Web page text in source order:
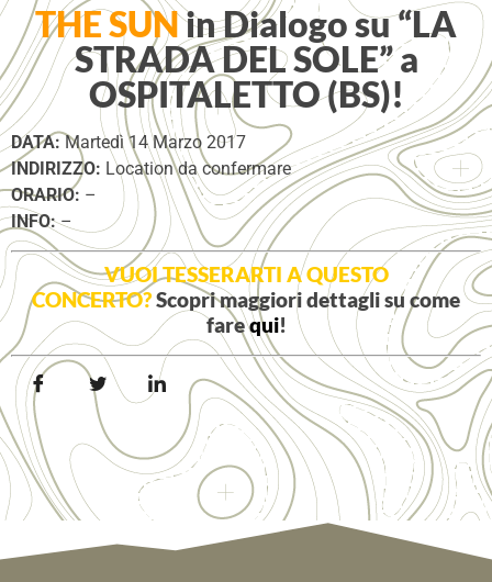
THE SUNin Dialogo su “LA
STRADA DEL SOLE” a
OSPITALETTO (BS)!
DATA:Martedì 14 Marzo 2017
INDIRIZZO: Location da confermare
ORARIO: –
INFO:–
VUOI TESSERARTI A QUESTO
CONCERTO?Scopri maggiori dettagli su come
farequi!